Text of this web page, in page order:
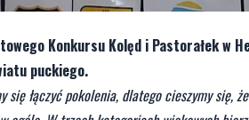
Konkursu Kolęd i Pastorałek w
puckiego.
łączyć pokolenia, dlatego cieszymy się,